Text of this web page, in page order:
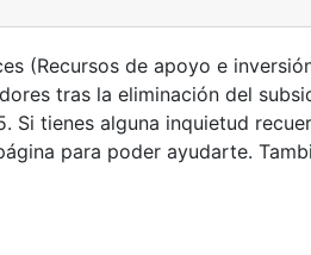
(Recursos de apoyo e
tras la eliminación del
Si tienes alguna inquietud
para poder ayudarte.